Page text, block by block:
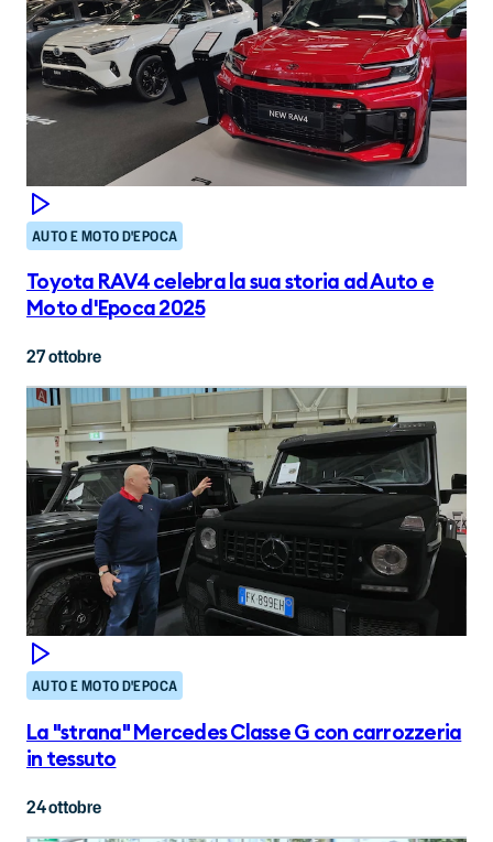
AUTO E MOTO D'EPOCA
Toyota RAV4 celebra la sua storia ad Auto e
Moto d'Epoca 2025
27 ottobre
AUTO E MOTO D'EPOCA
La "strana" Mercedes Classe G con carrozzeria
in tessuto
24 ottobre